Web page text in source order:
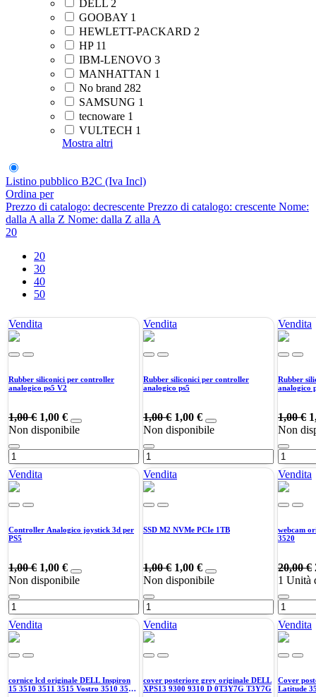
DELL 2
GOOBAY 1
HEWLETT-PACKARD 2
HP 11
IBM-LENOVO 3
MANHATTAN 1
No brand 282
SAMSUNG 1
tecnoware 1
VULTECH 1
Mostra altri
Listino pubblico B2C (Iva Incl)
Ordina per
Prezzo di catalogo: decrescente Prezzo di catalogo: crescente Nome:
dalla A alla Z Nome: dalla Z alla A
20
20
30
40
50
Vendita
Rubber siliconici per controller
analogico ps5 V2
1,00€ 1,00 €
Non disponibile
Vendita
Rubber siliconici per controller
analogico ps5
1,00€ 1,00 €
Non disponibile
Vendita
Rubber
analogico
1,00€
Non
Vendita
Controller Analogico joystick 3d per
PS5
1,00€ 1,00 €
Non disponibile
Vendita
SSD M2 NVMe PCIe 1TB
1,00€ 1,00 €
Non disponibile
Vendita
webcam
3520
20,00€
1 Unità
Vendita
cornice lcd originale DELL Inspiron
15 3510 3511 3515 Vostro 3510 3511
Vendita
cover posteriore grey originale DELL
XPS13 9300 9310 D 0T3Y7G T3Y7G
Vendita
Cover
Latitude